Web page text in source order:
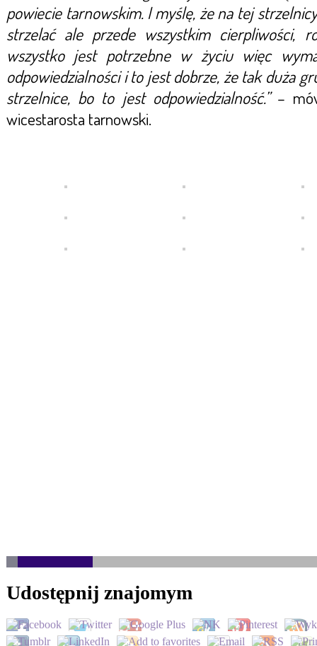
powiecie tarnowskim. I myślę, że na tej
strzelać ale przede wszystkim cierpliwości,
wszystko jest potrzebne w życiu więc
odpowiedzialności i to jest dobrze, że tak duża
strzelnice, bo to jest odpowiedzialność.”–
wicestarosta tarnowski.
Udostępnij znajomym